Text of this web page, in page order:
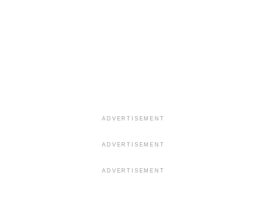
ADVERTISEMENT
ADVERTISEMENT
ADVERTISEMENT